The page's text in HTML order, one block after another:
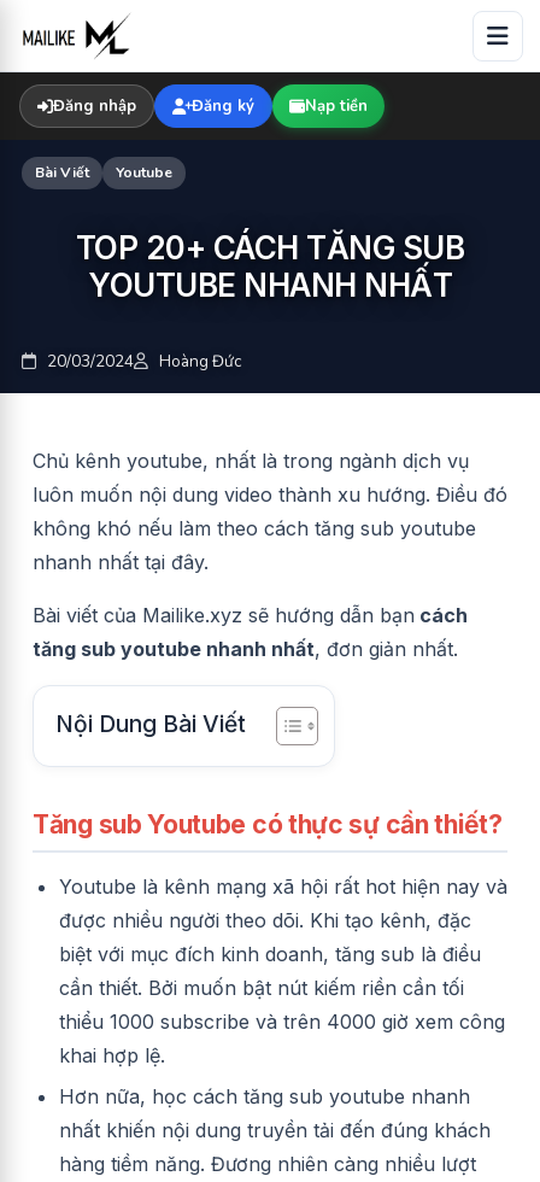
content
Đăng nhập Đăng ký Nạp tiền
Bài Viết Youtube
TOP 20+ CÁCH TĂNG SUB
YOUTUBE NHANH NHẤT
20/03/2024 Hoàng Đức
Chủ kênh youtube, nhất là trong ngành dịch vụ
luôn muốn nội dung video thành xu hướng. Điều đó
không khó nếu làm theo cách tăng sub youtube
nhanh nhất tại đây.
Bài viết của Mailike.xyz sẽ hướng dẫn bạn cách
tăng sub youtube nhanh nhất, đơn giản nhất.
Nội Dung Bài Viết
Tăng sub Youtube có thực sự cần thiết?
Youtube là kênh mạng xã hội rất hot hiện nay và
được nhiều người theo dõi. Khi tạo kênh, đặc
biệt với mục đích kinh doanh, tăng sub là điều
cần thiết. Bởi muốn bật nút kiếm riền cần tối
thiểu 1000 subscribe và trên 4000 giờ xem công
khai hợp lệ.
Hơn nữa, học cách tăng sub youtube nhanh
nhất khiến nội dung truyền tải đến đúng khách
hàng tiềm năng. Đương nhiên càng nhiều lượt